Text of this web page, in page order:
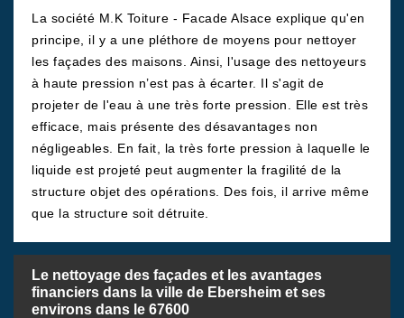
La société M.K Toiture - Facade Alsace explique qu'en
principe, il y a une pléthore de moyens pour nettoyer
les façades des maisons. Ainsi, l'usage des nettoyeurs
à haute pression n’est pas à écarter. Il s'agit de
projeter de l'eau à une très forte pression. Elle est très
efficace, mais présente des désavantages non
négligeables. En fait, la très forte pression à laquelle le
liquide est projeté peut augmenter la fragilité de la
structure objet des opérations. Des fois, il arrive même
que la structure soit détruite.
Le nettoyage des façades et les avantages
financiers dans la ville de Ebersheim et ses
environs dans le 67600